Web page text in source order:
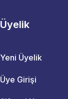
Üyelik
Yeni Üyelik
Üye Girişi